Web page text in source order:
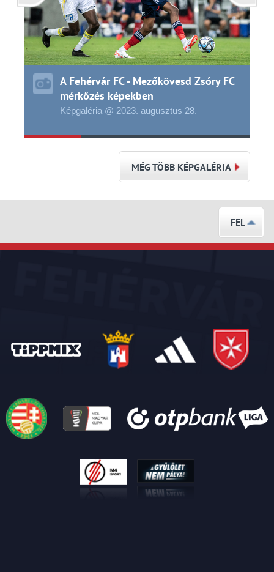
A Fehérvár FC - Mezőkövesd Zsóry FC
mérkőzés képekben
Képgaléria @ 2023. augusztus 28.
MÉG TÖBB KÉPGALÉRIA
FEL